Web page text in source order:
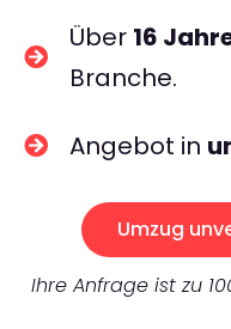
Über 16
Branche.
Angebot in
Umzug
Ihre Anfrage ist zu